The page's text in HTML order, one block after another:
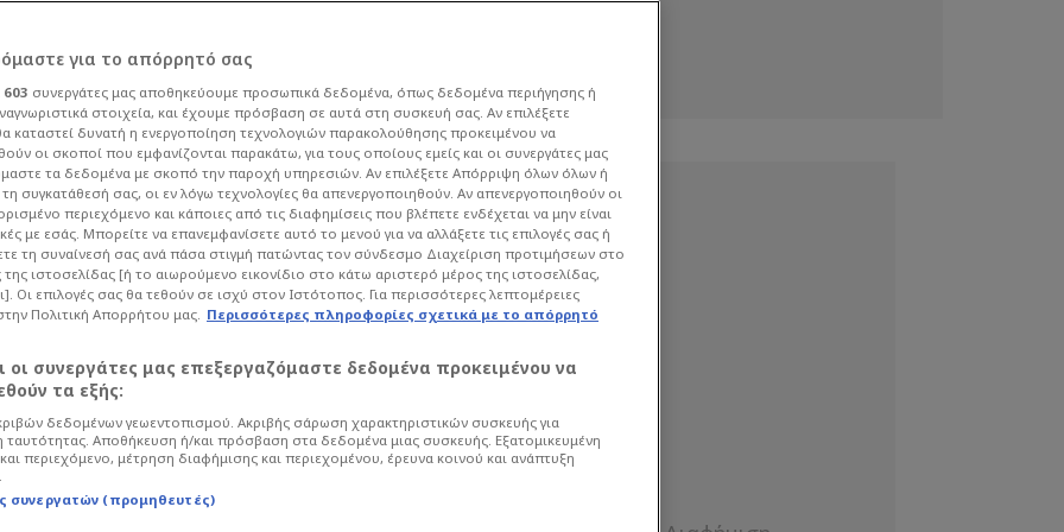
τρώνε τον
ΠΑΟ - Τι ζήτησε ο
ο Ράφα Μπενίτεθ στον
με την διοίκηση και η τεράστια
για το απόρρητό σας
603 συνεργάτες μας αποθηκεύουμε προσωπικά δεδομένα, όπως δεδομένα περιήγησης ή
στοιχεία, και έχουμε πρόσβαση σε αυτά στη συσκευή σας. Αν επιλέξετε
καταστεί δυνατή η ενεργοποίηση τεχνολογιών παρακολούθησης προκειμένου να
οι σκοποί που εμφανίζονται παρακάτω, για τους οποίους εμείς και οι συνεργάτες μας
τα δεδομένα με σκοπό την παροχή υπηρεσιών. Αν επιλέξετε Απόρριψη όλων όλων ή
συγκατάθεσή σας, οι εν λόγω τεχνολογίες θα απενεργοποιηθούν. Αν απενεργοποιηθούν οι
περιεχόμενο και κάποιες από τις διαφημίσεις που βλέπετε ενδέχεται να μην είναι
με εσάς. Μπορείτε να επανεμφανίσετε αυτό το μενού για να αλλάξετε τις επιλογές σας ή
τη συναίνεσή σας ανά πάσα στιγμή πατώντας τον σύνδεσμο Διαχείριση προτιμήσεων στο
ιστοσελίδας [ή το αιωρούμενο εικονίδιο στο κάτω αριστερό μέρος της ιστοσελίδας,
Οι επιλογές σας θα τεθούν σε ισχύ στον Ιστότοπος. Για περισσότερες λεπτομέρειες
Πολιτική Απορρήτου μας. Περισσότερες πληροφορίες σχετικά με το απόρρητό
οι συνεργάτες μας επεξεργαζόμαστε δεδομένα προκειμένου να
τα εξής:
δεδομένων γεωεντοπισμού. Ακριβής σάρωση χαρακτηριστικών συσκευής για
ταυτότητας. Αποθήκευση ή/και πρόσβαση στα δεδομένα μιας συσκευής. Εξατομικευμένη
περιεχόμενο, μέτρηση διαφήμισης και περιεχομένου, έρευνα κοινού και ανάπτυξη
συνεργατών (προμηθευτές)